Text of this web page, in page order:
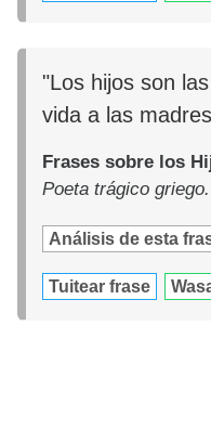
"Los hijos son
vida a las
Frases sobre los
Poeta trágico griego.
Análisis de esta
Tuitear frase